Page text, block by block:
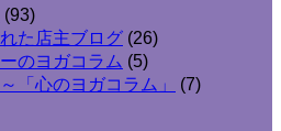
(93)
た店主ブログ (26)
のヨガコラム (5)
「心のヨガコラム」
(7)